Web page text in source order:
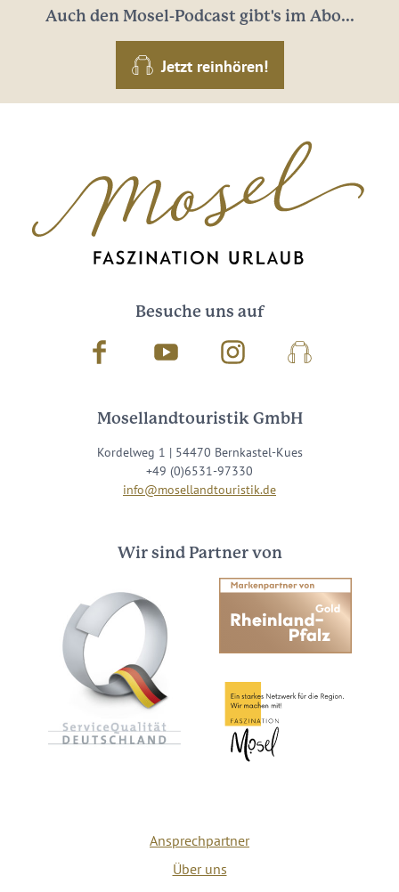
Auch den Mosel-Podcast gibt's im Abo...
Jetzt reinhören!
Besuche uns auf
Facebook Youtube InstagramPodcast
Mosellandtouristik GmbH
Kordelweg 1 | 54470 Bernkastel-Kues
+49 (0)6531-97330
info@mosellandtouristik.de
Wir sind Partner von
Ansprechpartner
Über uns